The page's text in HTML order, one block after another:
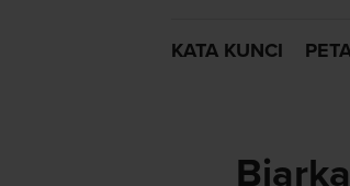
KATA KUNCI